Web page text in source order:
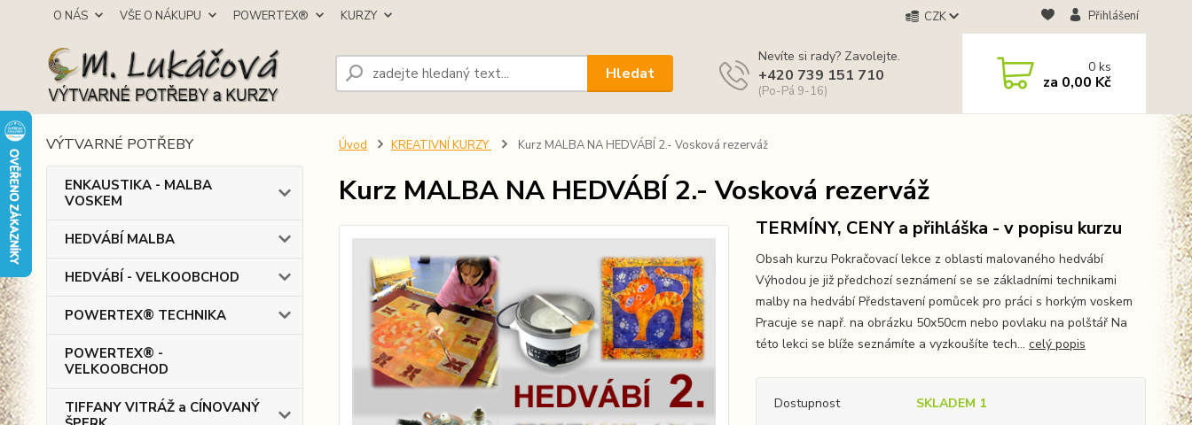
O NÁS VŠE O NÁKUPU POWERTEX® KURZY CZK Přihlášení
Hledat
Nevíte si rady? Zavolejte.
+420 739 151 710
(Po-Pá 9-16)
0ks
za 0,00 Kč
VÝTVARNÉ POTŘEBY
ENKAUSTIKA - MALBA
VOSKEM
HEDVÁBÍ MALBA
HEDVÁBÍ - VELKOOBCHOD
POWERTEX® TECHNIKA
POWERTEX® -
VELKOOBCHOD
TIFFANY VITRÁŽ a CÍNOVANÝ
Úvod KREATIVNÍ KURZY Kurz MALBA NA HEDVÁBÍ 2.- Vosková rezerváž
Kurz MALBA NA HEDVÁBÍ 2.- Vosková rezerváž
TERMÍNY, CENY a přihláška - v popisu kurzu
Obsah kurzu Pokračovací lekce z oblasti malovaného hedvábí
Výhodou je již předchozí seznámení se se základními technikami
malby na hedvábí Představení pomůcek pro práci s horkým voskem
Pracuje se např. na obrázku 50x50cm nebo povlaku na polštář Na
této lekci se blíže seznámíte a vyzkoušíte tech... celý popis
Dostupnost SKLADEM 1